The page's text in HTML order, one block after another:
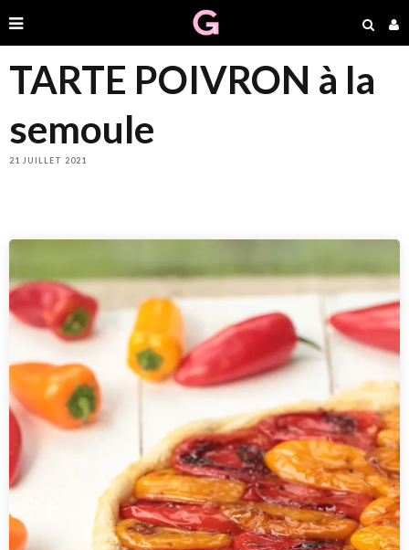
TARTE POIVRON à la
semoule
21 JUILLET 2021